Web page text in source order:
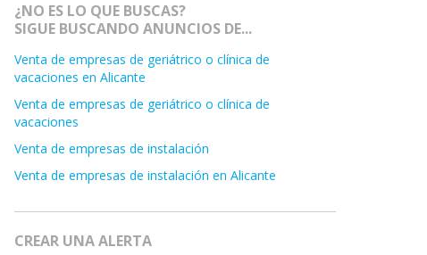
¿NO ES LO QUE BUSCAS?
SIGUE BUSCANDO ANUNCIOS DE...
Venta de empresas de geriátrico o clínica de
vacaciones en Alicante
Venta de empresas de geriátrico o clínica de
vacaciones
Venta de empresas de instalación
Venta de empresas de instalación en Alicante
CREAR UNA ALERTA